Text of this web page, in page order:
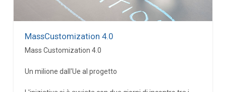
MassCustomization 4.0
Mass Customization 4.0
Un milione dall'Ue al progetto